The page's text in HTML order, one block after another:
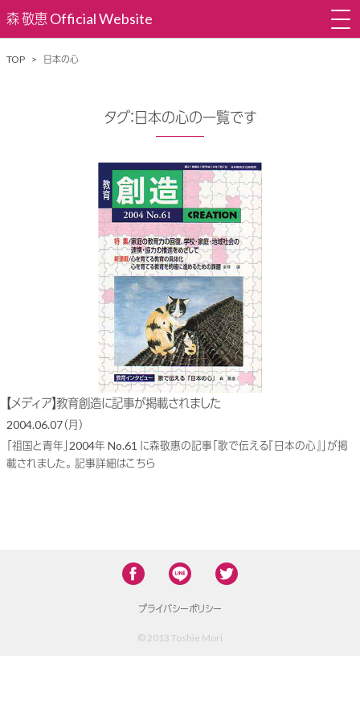
森 敬恵 Official Website
日本の心歌い継ぐ会
ブログ＆ニュース
ディスコグラフィー
お問い合わせ
TOP 日本の心
タグ：日本の心の一覧です
【メディア】教育創造に記事が掲載されました
2004.06.07（月）
「祖国と青年」2004年 No.61 に森敬惠の記事「歌で伝える『日本の心』」が掲
載されました。 記事詳細はこちら
プライバシーポリシー
© 2013 Toshie Mori